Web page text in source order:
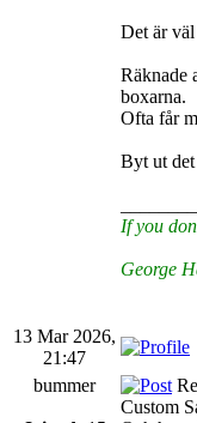
Det är väl
Räknade
boxarna.
Ofta får
Byt ut
If you
George
13 Mar 2026,
21:47
bummer
Custom